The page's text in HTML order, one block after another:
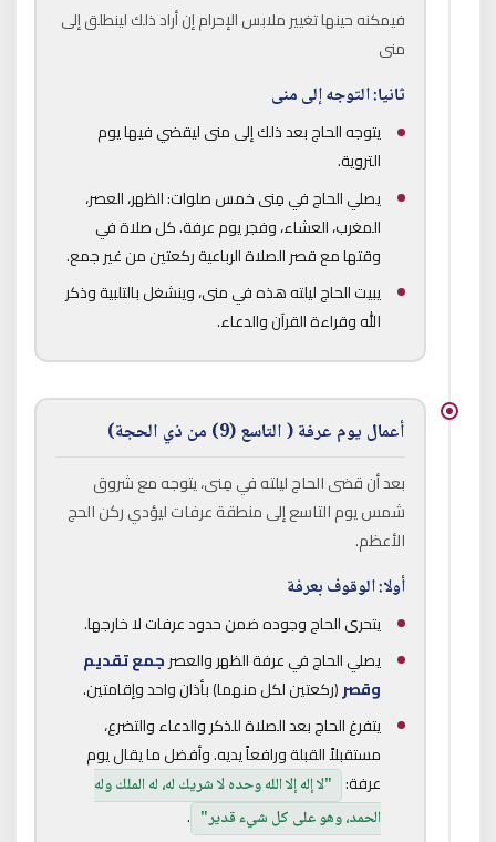
فيمكنه حينها تغيير ملابس الإحرام إن أراد ذلك لينطلق إلى
منى
ثانيا: التوجه إلى منى
يتوجه الحاج بعد ذلك إلى منى ليقضي فيها يوم
التروية.
يصلي الحاج في مِنى خمس صلوات: الظهر، العصر،
المغرب، العشاء، وفجر يوم عرفة. كل صلاة في
وقتها مع قصر الصلاة الرباعية ركعتين من غير جمع.
يبيت الحاج ليلته هذه في منى، وينشغل بالتلبية وذكر
الله وقراءة القرآن والدعاء.
أعمال يوم عرفة ( التاسع (9) من ذي الحجة)
بعد أن قضى الحاج ليلته في مِنى، يتوجه مع شروق
شمس يوم التاسع إلى منطقة عرفات ليؤدي ركن الحج
الأعظم.
أولا: الوقوف بعرفة
يتحرى الحاج وجوده ضمن حدود عرفات لا خارجها.
يصلي الحاج في عرفة الظهر والعصرجمع تقديم
وقصر(ركعتين لكل منهما) بأذان واحد وإقامتين.
يتفرغ الحاج بعد الصلاة للذكر والدعاء والتضرع،
مستقبلاً القبلة ورافعاً يديه. وأفضل ما يقال يوم
عرفة: "لا إله إلا الله وحده لا شريك له، له الملك وله
الحمد، وهو على كل شيء قدير" .